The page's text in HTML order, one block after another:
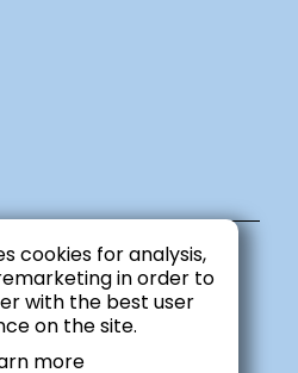
cookies for analysis,
in order to
with the best user
on the site.
more